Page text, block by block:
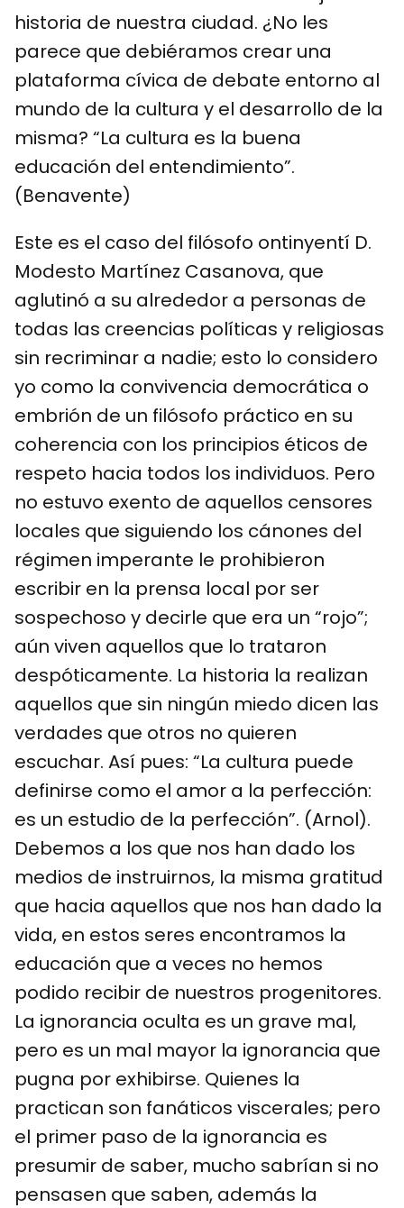
historia de nuestra ciudad. ¿No les
parece que debiéramos crear una
plataforma cívica de debate entorno al
mundo de la cultura y el desarrollo de la
misma? “La cultura es la buena
educación del entendimiento”.
(Benavente)
Este es el caso del filósofo ontinyentí D.
Modesto Martínez Casanova, que
aglutinó a su alrededor a personas de
todas las creencias políticas y religiosas
sin recriminar a nadie; esto lo considero
yo como la convivencia democrática o
embrión de un filósofo práctico en su
coherencia con los principios éticos de
respeto hacia todos los individuos. Pero
no estuvo exento de aquellos censores
locales que siguiendo los cánones del
régimen imperante le prohibieron
escribir en la prensa local por ser
sospechoso y decirle que era un “rojo”;
aún viven aquellos que lo trataron
despóticamente. La historia la realizan
aquellos que sin ningún miedo dicen las
verdades que otros no quieren
escuchar. Así pues: “La cultura puede
definirse como el amor a la perfección:
es un estudio de la perfección”. (Arnol).
Debemos a los que nos han dado los
medios de instruirnos, la misma gratitud
que hacia aquellos que nos han dado la
vida, en estos seres encontramos la
educación que a veces no hemos
podido recibir de nuestros progenitores.
La ignorancia oculta es un grave mal,
pero es un mal mayor la ignorancia que
pugna por exhibirse. Quienes la
practican son fanáticos viscerales; pero
el primer paso de la ignorancia es
presumir de saber, mucho sabrían si no
pensasen que saben, además la